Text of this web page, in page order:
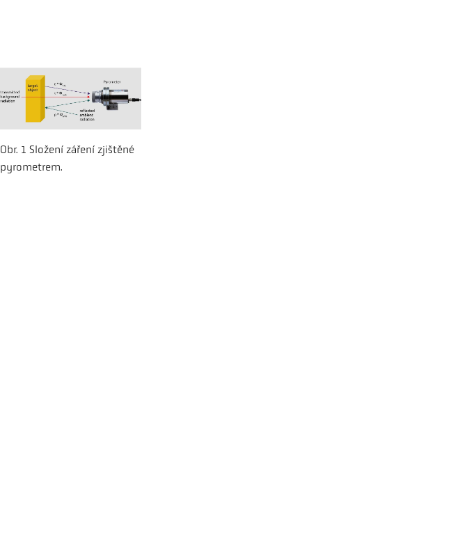
Obr. 1 Složení záření zjištěné
pyrometrem.